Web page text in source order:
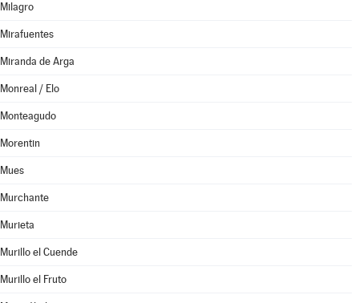
Milagro
Mirafuentes
Miranda de Arga
Monreal / Elo
Monteagudo
Morentin
Mues
Murchante
Murieta
Murillo el Cuende
Murillo el Fruto